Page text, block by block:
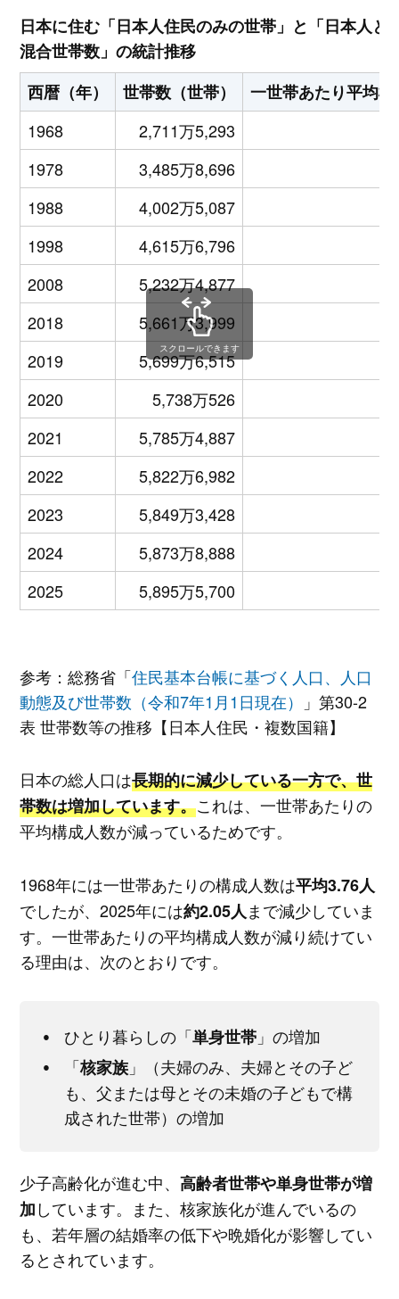
日本に住む「日本人住民のみの世帯」と「日本人と
混合世帯数」の統計推移
西暦（年）
世帯数（世帯）
一世帯あたり平均
1968
2,711万5,293
1978
3,485万8,696
1988
4,002万5,087
1998
4,615万6,796
2008
5,232万4,877
2018
5,661万3,999
2019
5,699万6,515
2020
5,738万526
2021
5,785万4,887
2022
5,822万6,982
2023
5,849万3,428
2024
5,873万8,888
2025
5,895万5,700
スクロールできます
参考：総務省「住民基本台帳に基づく人口、人口
動態及び世帯数（令和7年1月1日現在）
」第30-2
表 世帯数等の推移【日本人住民・複数国籍】
日本の総人口は長期的に減少している一方で、世
帯数は増加しています。これは、一世帯あたりの
平均構成人数が減っているためです。
1968年には一世帯あたりの構成人数は平均3.76人
でしたが、2025年には約2.05人まで減少していま
す。一世帯あたりの平均構成人数が減り続けてい
る理由は、次のとおりです。
ひとり暮らしの「単身世帯」の増加
「核家族」（夫婦のみ、夫婦とその子ど
も、父または母とその未婚の子どもで構
成された世帯）の増加
少子高齢化が進む中、 高齢者世帯や単身世帯が増
加しています。また、核家族化が進んでいるの
も、若年層の結婚率の低下や晩婚化が影響してい
るとされています。